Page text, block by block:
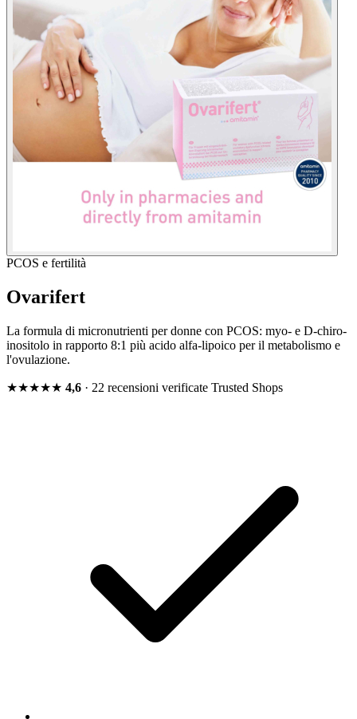
PCOS e fertilità
Ovarifert
La formula di micronutrienti per donne con PCOS: myo- e D-chiro-
inositolo in rapporto 8:1 più acido alfa-lipoico per il metabolismo e
l'ovulazione.
★★★★★ 4,6 · 22 recensioni verificate Trusted Shops